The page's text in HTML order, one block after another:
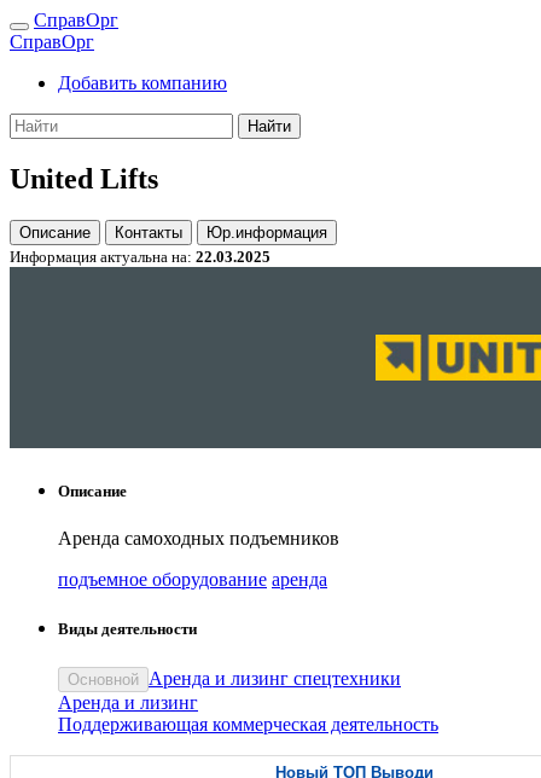
СправОрг
СправОрг
Добавить компанию
Найти
United Lifts
Описание Контакты
Юр.информация
Информация актуальна на: 22.03.2025
Описание
Аренда самоходных подъемников
подъемное оборудование аренда
Виды деятельности
Основной Аренда и лизинг спецтехники
Аренда и лизинг
Поддерживающая коммерческая деятельность
Новый ТОП Выводи